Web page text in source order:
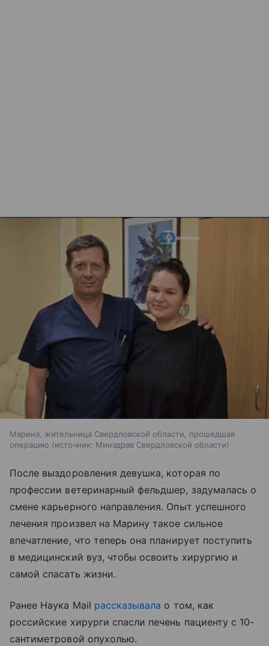
Марина, жительница Свердловской области, прошедшая
операцию
источник: Минздрав Свердловской области
После выздоровления девушка, которая по
профессии ветеринарный фельдшер, задумалась о
смене карьерного направления. Опыт успешного
лечения произвел на Марину такое сильное
впечатление, что теперь она планирует поступить
в медицинский вуз, чтобы освоить хирургию и
самой спасать жизни.
Ранее Наука Mail рассказывала о том, как
российские хирурги спасли печень пациенту с 10-
сантиметровой опухолью.